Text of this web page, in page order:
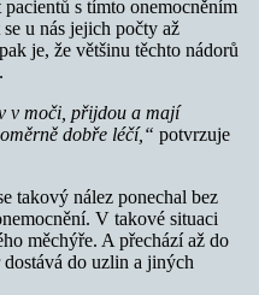
s tímto onemocněním
u nás jejich počty až
je, že většinu těchto nádorů
v moči, přijdou a mají
dobře léčí,“ potvrzuje
takový nález ponechal bez
V takové situaci
měchýře. A přechází až do
do uzlin a jiných